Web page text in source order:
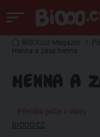
BiOOO.cz Magazin /
Henna a zase henna
HENNA A
Přírodní péče o vlasy
BIOOO.CZ